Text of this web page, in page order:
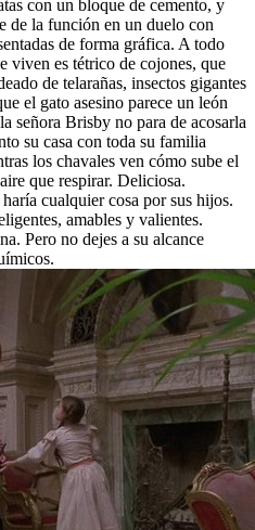
con un bloque de cemento, y
de la función en un duelo con
de forma gráfica. A todo
viven es tétrico de cojones, que
de telarañas, insectos gigantes
el gato asesino parece un león
señora Brisby no para de acosarla
su casa con toda su familia
los chavales ven cómo sube el
que respirar. Deliciosa.
cualquier cosa por sus hijos.
amables y valientes.
Pero no dejes a su alcance